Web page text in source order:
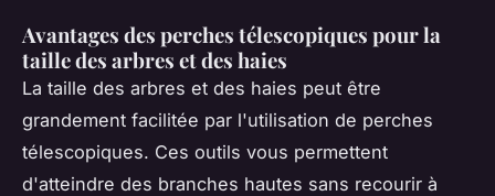
Avantages des perches télescopiques pour la
taille des arbres et des haies
La taille des arbres et des haies peut être
grandement facilitée par l'utilisation de perches
télescopiques. Ces outils vous permettent
d'atteindre des branches hautes sans recourir à